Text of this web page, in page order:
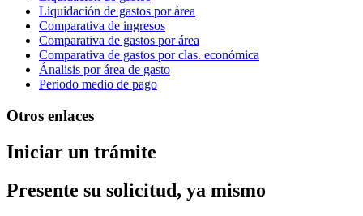
Liquidación de gastos por área
Comparativa de ingresos
Comparativa de gastos por área
Comparativa de gastos por clas. económica
Ánalisis por área de gasto
Periodo medio de pago
Otros enlaces
Iniciar un trámite
Presente su solicitud, ya mismo